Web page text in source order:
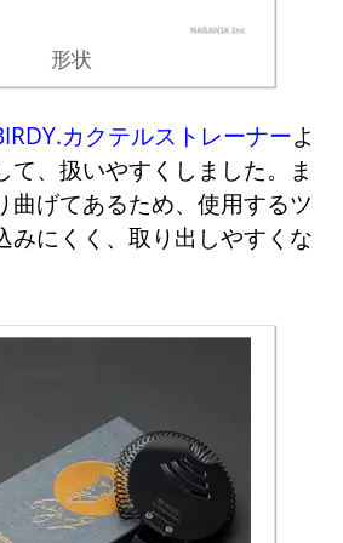
形状
カクテルストレーナーよ
て、扱いやすくしました。ま
曲げてあるため、使用するツ
みにくく、取り出しやすくな